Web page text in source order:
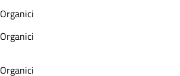
Organici
Organici
Organici